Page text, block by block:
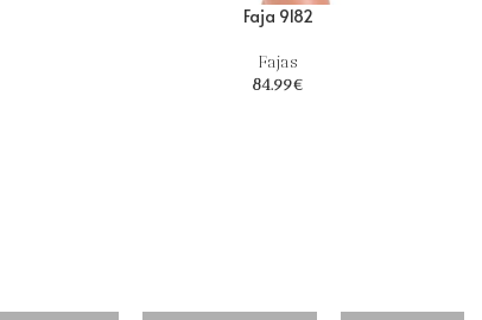
Faja 9182
Fajas
84.99€